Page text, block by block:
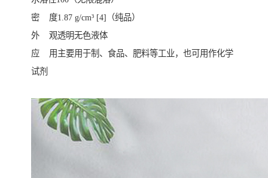
密 度1.87 g/cm³ [4]（纯品）
外 观透明无色液体
应 用主要用于制、食品、肥料等工业，也可用作化学
试剂